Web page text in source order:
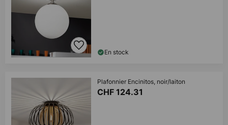
En stock
Plafonnier Encinitos, noir/laiton
CHF 124.31